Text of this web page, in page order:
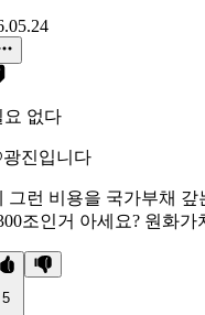
요 없다
광진입니다
그런 비용을 국가부채 갚
조인거 아세요? 원화
5